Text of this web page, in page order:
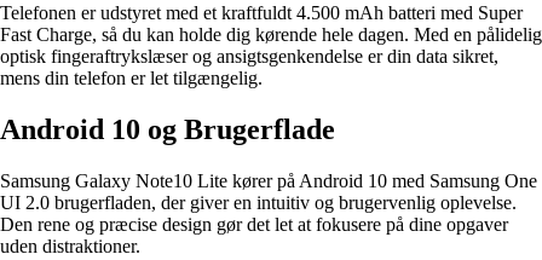
Telefonen er udstyret med et kraftfuldt 4.500 mAh batteri med Super
Fast Charge, så du kan holde dig kørende hele dagen. Med en pålidelig
optisk fingeraftrykslæser og ansigtsgenkendelse er din data sikret,
mens din telefon er let tilgængelig.
Android 10 og Brugerflade
Samsung Galaxy Note10 Lite kører på Android 10 med Samsung One
UI 2.0 brugerfladen, der giver en intuitiv og brugervenlig oplevelse.
Den rene og præcise design gør det let at fokusere på dine opgaver
uden distraktioner.